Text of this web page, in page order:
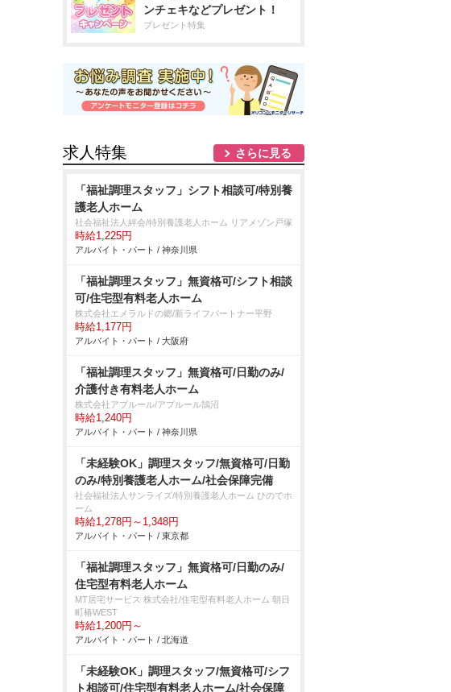
ンチェキなどプレゼント！
プレゼント特集
求人特集 さらに見る
「福祉調理スタッフ」シフト相談可/特別養
護老人ホーム
社会福祉法人絆会/特別養護老人ホーム リアメゾン戸塚
時給1,225円
アルバイト・パート / 神奈川県
「福祉調理スタッフ」無資格可/シフト相談
可/住宅型有料老人ホーム
株式会社エメラルドの郷/新ライフパートナー平野
時給1,177円
アルバイト・パート / 大阪府
「福祉調理スタッフ」無資格可/日勤のみ/
介護付き有料老人ホーム
株式会社アプルール/アプルール鵠沼
時給1,240円
アルバイト・パート / 神奈川県
「未経験OK」調理スタッフ/無資格可/日勤
のみ/特別養護老人ホーム/社会保障完備
社会福祉法人サンライズ/特別養護老人ホーム ひのでホ
ーム
時給1,278円～1,348円
アルバイト・パート / 東京都
「福祉調理スタッフ」無資格可/日勤のみ/
住宅型有料老人ホーム
MT居宅サービス 株式会社/住宅型有料老人ホーム 朝日
町椿WEST
時給1,200円～
アルバイト・パート / 北海道
「未経験OK」調理スタッフ/無資格可/シフ
ト相談可/住宅型有料老人ホーム/社会保障